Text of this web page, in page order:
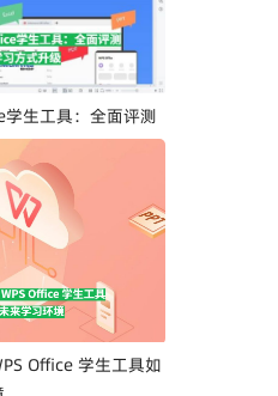
生工具：全面评测
Office 学生工具如